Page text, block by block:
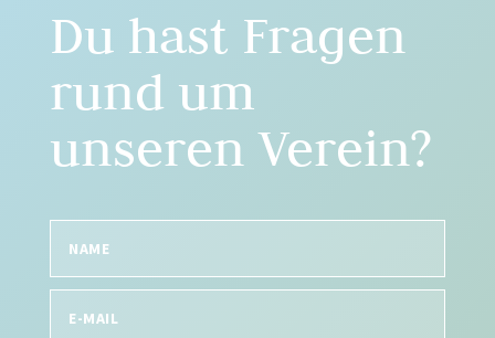
Du hast Fragen
rund um
unseren Verein?